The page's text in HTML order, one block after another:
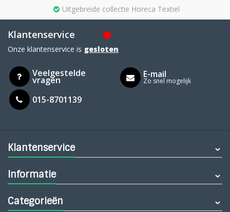
Uitgebreide collectie Horeca Textiel
Klantenservice
Onze klantenservice is gesloten
Veelgestelde
vragen
015-8701139
E-mail
Zo snel mogelijk
Klantenservice
Informatie
Categorieën